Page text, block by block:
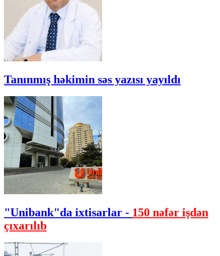
Tanınmış həkimin səs yazısı yayıldı
"Unibank"da ixtisarlar - 150 nəfər işdən
çıxarılıb